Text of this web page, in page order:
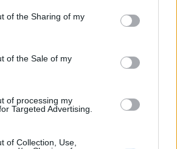
of the Sharing of my
of the Sale of my
of processing my
Targeted Advertising.
of Collection, Use,
2026
Ίλιον – Τι ανακοινώθηκε από...
2026
χρόνια λειτουργίας της Κλινικής